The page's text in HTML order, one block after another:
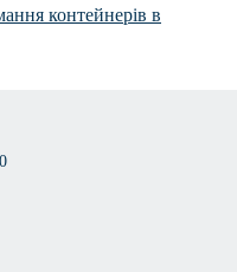
контейнерів в